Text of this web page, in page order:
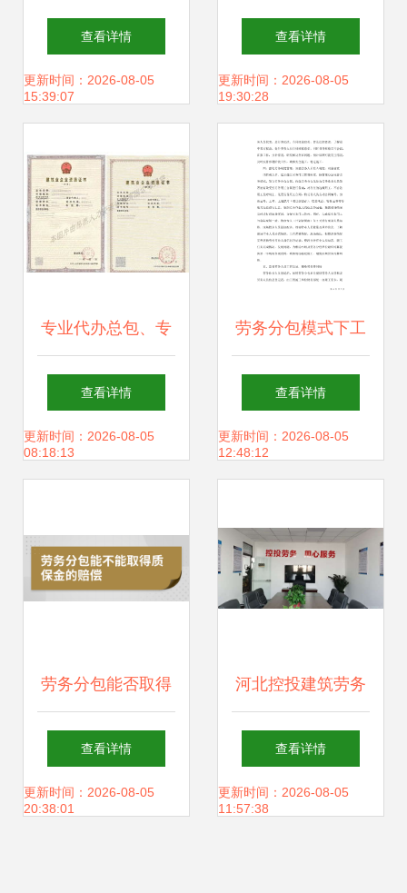
扎根于世界工厂网
的务实典范
查看详情
更新时间：2026-08-05
15:39:07
务分包制度发展建
筑劳务企业的意见
查看详情
更新时间：2026-08-05
19:30:28
专业代办总包、专
业承包与劳务分包
资质全解析 一站式
查看详情
更新时间：2026-08-05
08:18:13
劳务分包模式下工
程项目劳务管理控
制措施
查看详情
更新时间：2026-08-05
12:48:12
劳务分包能否取得
质保金赔偿
查看详情
更新时间：2026-08-05
20:38:01
河北控投建筑劳务
分包 优化施工总承
包模式的关键路径
查看详情
更新时间：2026-08-05
11:57:38